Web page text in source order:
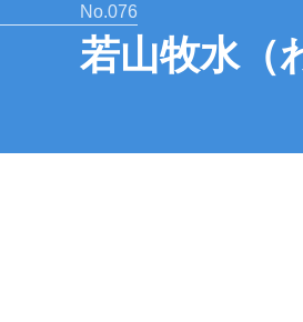
No.076
若山牧水（